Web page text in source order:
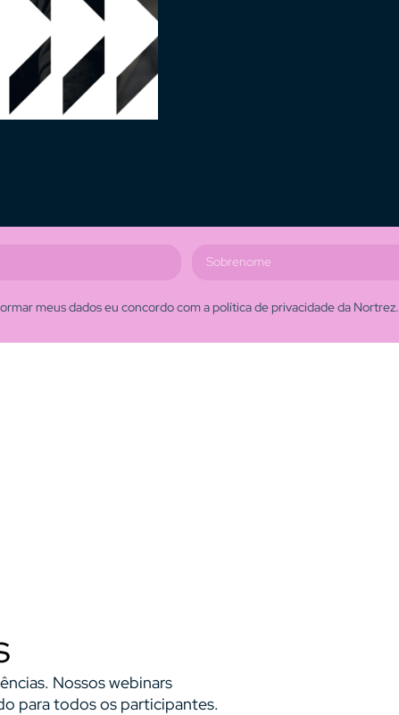
meus dados eu concordo com a política de privacidade da Nortrez.
Nossos webinars
para todos os participantes.